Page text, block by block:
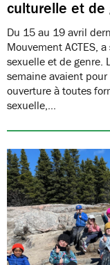
culturelle et de
Du 15 au 19 avril
Mouvement ACTES,
sexuelle et de genre.
semaine avaient
ouverture à toutes
sexuelle,…